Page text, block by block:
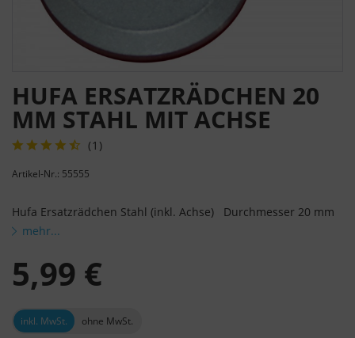
HUFA ERSATZRÄDCHEN 20
MM STAHL MIT ACHSE
(1 )
Artikel-Nr.: 55555
Hufa Ersatzrädchen Stahl (inkl. Achse) Durchmesser 20 mm
mehr...
5,99 €
inkl. MwSt. ohne MwSt.